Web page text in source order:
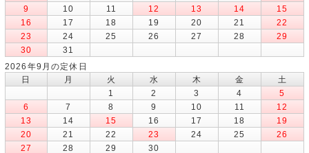
9
10 11 12 13 14
15
16
17 18 19 20 21
22
23
24 25 26 27 28
29
30
31
2026年9月の定休日
日
月 火 水 木 金
土
1
2 3 4
5
6
7 8 9 10 11
12
13
14 15 16 17 18
19
20
21 22 23 24 25
26
27
28 29
30